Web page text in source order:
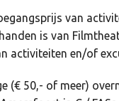
van
is van
activiteiten en/of
(€ 50,- of meer)